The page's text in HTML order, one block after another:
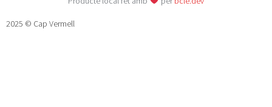
2025 © Cap Vermell